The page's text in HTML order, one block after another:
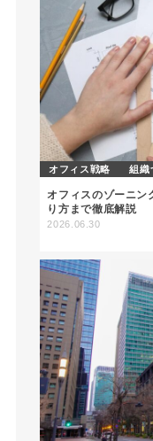
オフィス戦略 組織
オフィスのゾーニン
り方まで徹底解説
2026.06.30